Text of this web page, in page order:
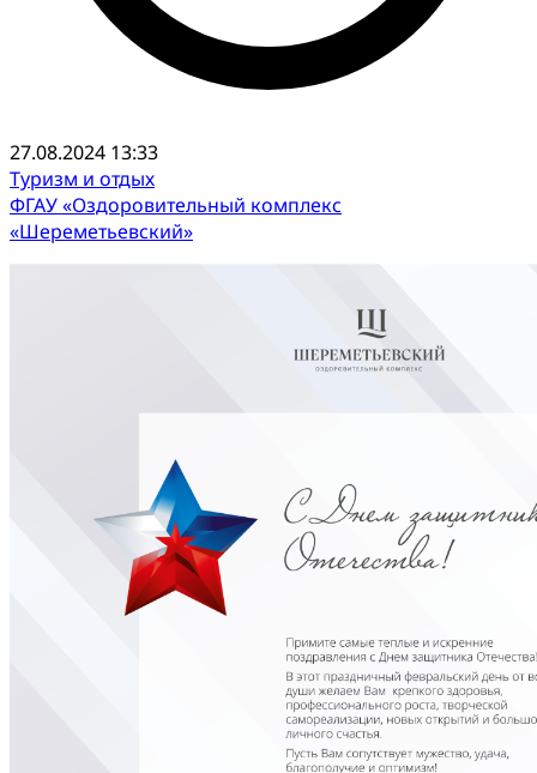
27.08.2024 13:33
Туризм и отдых
ФГАУ «Оздоровительный комплекс
«Шереметьевский»